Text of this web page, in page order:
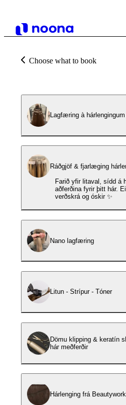
Choose what to book
Lagfæring à
Ráðgjöf & fjarlæging
Farið yfir litaval, sídd á
aðferðina fyrir þitt hár.
verðskrá og óskir ✨
Nano lagfæring
Litun - Strípur - Tóner
Dömu klipping & keratín sléttunnar meðferð &
hár meðferðir
Hárlenging frá